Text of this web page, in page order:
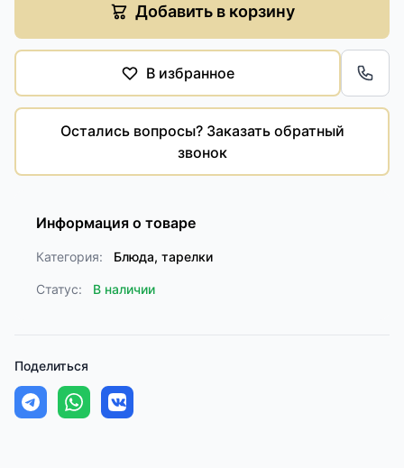
Добавить в корзину
В избранное
Остались вопросы? Заказать обратный
звонок
Информация о товаре
Категория: Блюда, тарелки
Статус: В наличии
Поделиться